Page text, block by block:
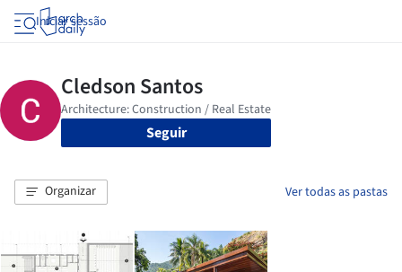
Iniciar sessão
Seguir
Organizar Ver todas as pastas